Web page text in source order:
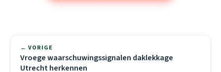
← VORIGE
Vroege waarschuwingssignalen daklekkage
Utrecht herkennen